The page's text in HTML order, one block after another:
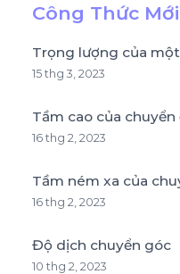
Công Thức Mới
Trọng lượng của
15 thg 3, 2023
Tầm cao của
16 thg 2, 2023
Tầm ném xa của
16 thg 2, 2023
Độ dịch chuyển góc
10 thg 2, 2023